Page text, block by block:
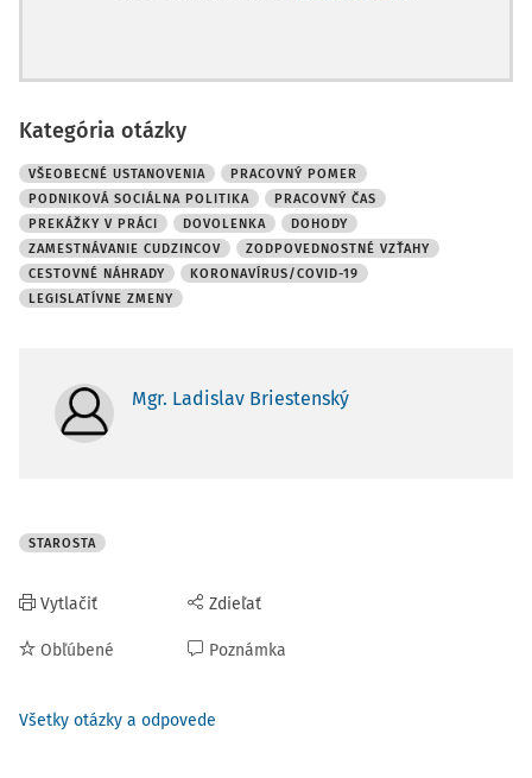
Kategória otázky
VŠEOBECNÉ USTANOVENIA
PRACOVNÝ POMER
PODNIKOVÁ SOCIÁLNA POLITIKA
PRACOVNÝ ČAS
PREKÁŽKY V PRÁCI
DOVOLENKA
DOHODY
ZAMESTNÁVANIE CUDZINCOV
ZODPOVEDNOSTNÉ VZŤAHY
CESTOVNÉ NÁHRADY
KORONAVÍRUS/COVID-19
LEGISLATÍVNE ZMENY
Mgr. Ladislav Briestenský
STAROSTA
Vytlačiť
Obľúbené
Zdieľať
Poznámka
Všetky otázky a odpovede